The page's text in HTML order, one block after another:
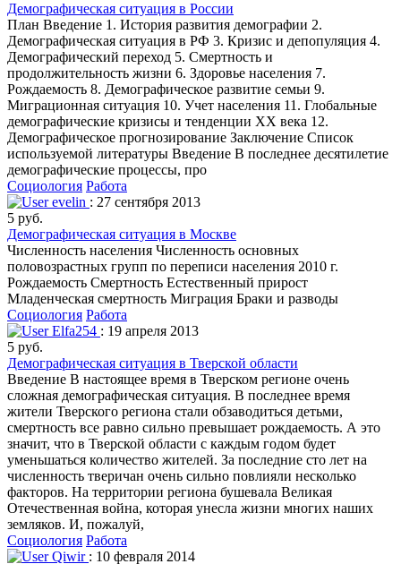
Демографическая ситуация в России
План Введение 1. История развития демографии 2.
Демографическая ситуация в РФ 3. Кризис и депопуляция 4.
Демографический переход 5. Смертность и
продолжительность жизни 6. Здоровье населения 7.
Рождаемость 8. Демографическое развитие семьи 9.
Миграционная ситуация 10. Учет населения 11. Глобальные
демографические кризисы и тенденции XX века 12.
Демографическое прогнозирование Заключение Список
используемой литературы Введение В последнее десятилетие
демографические процессы, про
Социология Работа
evelin : 27 сентября 2013
5 руб.
Демографическая ситуация в Москве
Численность населения Численность основных
половозрастных групп по переписи населения 2010 г.
Рождаемость Смертность Естественный прирост
Младенческая смертность Миграция Браки и разводы
Социология Работа
Elfa254 : 19 апреля 2013
5 руб.
Демографическая ситуация в Тверской области
Введение В настоящее время в Тверском регионе очень
сложная демографическая ситуация. В последнее время
жители Тверского региона стали обзаводиться детьми,
смертность все равно сильно превышает рождаемость. А это
значит, что в Тверской области с каждым годом будет
уменьшаться количество жителей. За последние сто лет на
численность тверичан очень сильно повлияли несколько
факторов. На территории региона бушевала Великая
Отечественная война, которая унесла жизни многих наших
земляков. И, пожалуй,
Социология Работа
Qiwir : 10 февраля 2014